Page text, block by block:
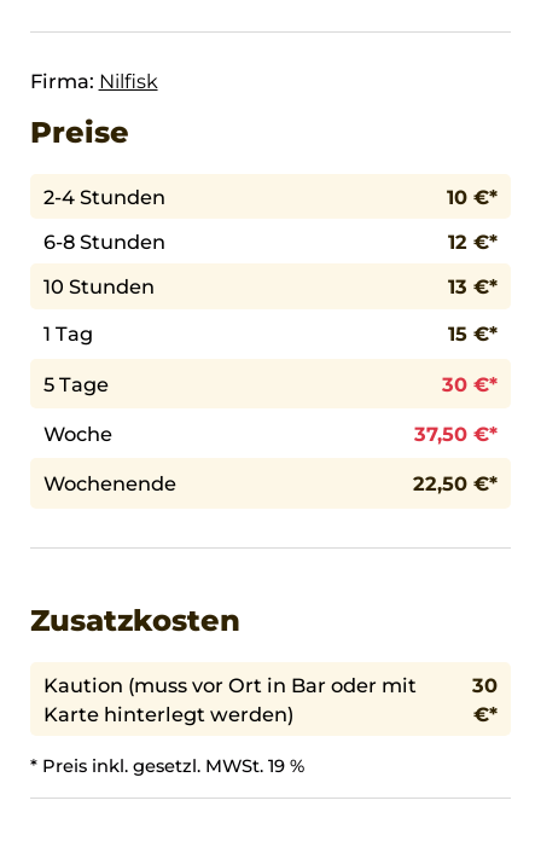
Firma: Nilfisk
Preise
2-4 Stunden
10 €*
6-8 Stunden
12 €*
10 Stunden
13 €*
1 Tag
15 €*
5 Tage 30 €*
Woche 37,50 €*
Wochenende 22,50 €*
Zusatzkosten
Kaution (muss vor Ort in Bar oder mit
Karte hinterlegt werden)
30
€*
* Preis inkl. gesetzl. MWSt. 19 %